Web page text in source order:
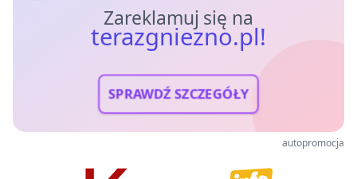
Zareklamuj się na
terazgniezno.pl!
SPRAWDŹ SZCZEGÓŁY
autopromocja